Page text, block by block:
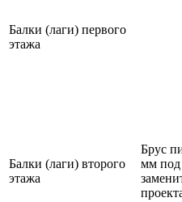
Балки (лаги) первого
этажа
Балки (лаги) второго
этажа
Брус
мм под